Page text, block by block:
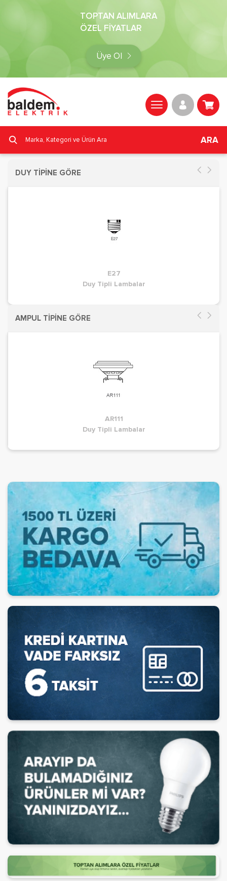
TOPTAN ALIMLARA
ÖZEL FİYATLAR
Üye Ol
ARA
DUY TİPİNE GÖRE
E27
Duy Tipli Lambalar
AMPUL TİPİNE GÖRE
AR111
Duy Tipli Lambalar